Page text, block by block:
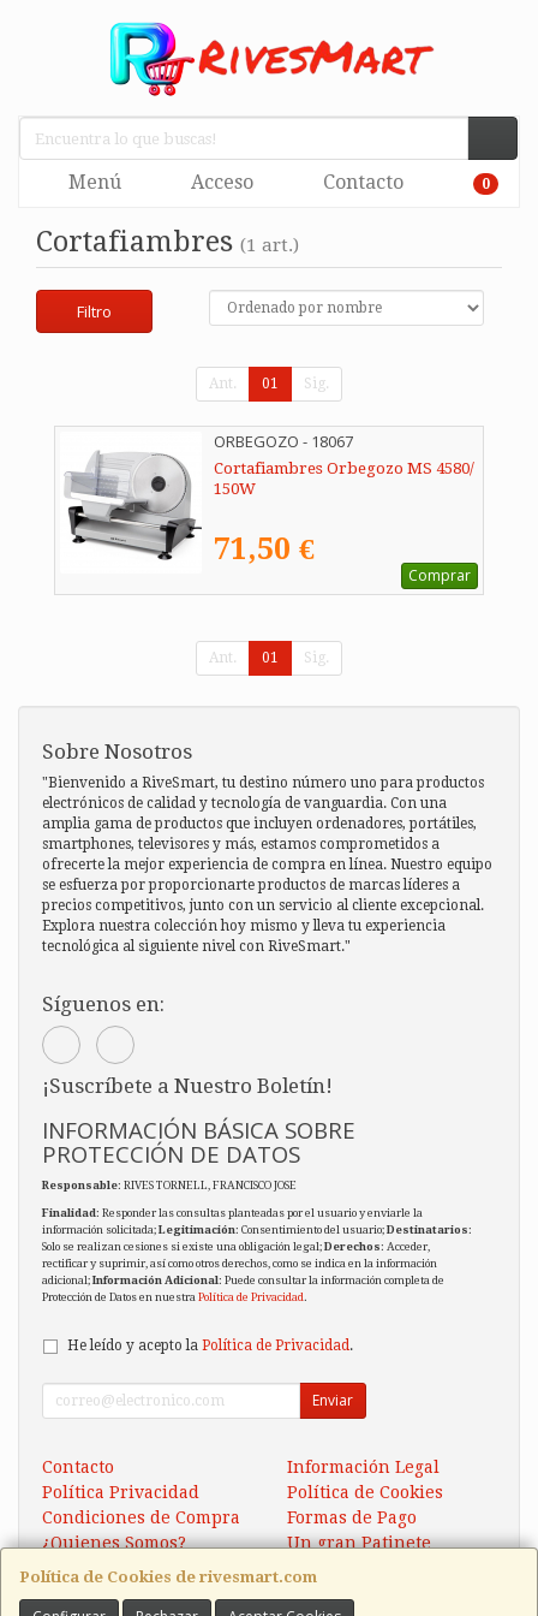
Menú Acceso Contacto 0
Cortafiambres (1 art.)
Filtro
Ant. 01 Sig.
ORBEGOZO - 18067
Cortafiambres Orbegozo MS 4580/
150W
71,50 €
Comprar
Ant. 01 Sig.
Política de Cookies de rivesmart.com
Sobre Nosotros
"Bienvenido a RiveSmart, tu destino número uno para productos
electrónicos de calidad y tecnología de vanguardia. Con una
amplia gama de productos que incluyen ordenadores, portátiles,
smartphones, televisores y más, estamos comprometidos a
ofrecerte la mejor experiencia de compra en línea. Nuestro equipo
se esfuerza por proporcionarte productos de marcas líderes a
precios competitivos, junto con un servicio al cliente excepcional.
Explora nuestra colección hoy mismo y lleva tu experiencia
tecnológica al siguiente nivel con RiveSmart."
Síguenos en:
¡Suscríbete a Nuestro Boletín!
INFORMACIÓN BÁSICA SOBRE
PROTECCIÓN DE DATOS
Responsable: RIVES TORNELL, FRANCISCO JOSE
Finalidad: Responder las consultas planteadas por el usuario y enviarle la
información solicitada;Legitimación: Consentimiento del usuario;Destinatarios:
Solo se realizan cesiones si existe una obligación legal;Derechos: Acceder,
rectificar y suprimir, así como otros derechos, como se indica en la información
adicional;Información Adicional: Puede consultar la información completa de
Protección de Datos en nuestra Política de Privacidad.
He leído y acepto la Política de Privacidad .
Enviar
Contacto
Información Legal
Política Privacidad
Política de Cookies
Condiciones de Compra
Formas de Pago
¿Quienes Somos?
Un gran Patinete